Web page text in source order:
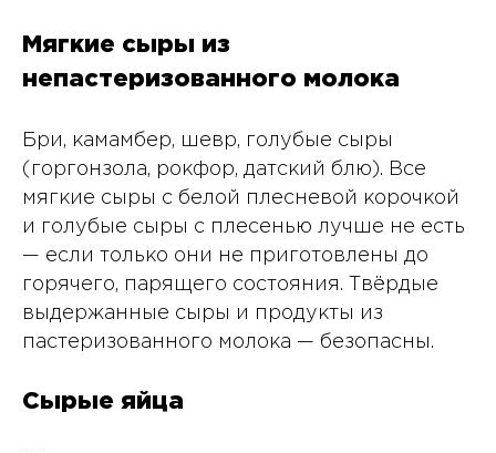
Мягкие сыры из
непастеризованного молока
Бри, камамбер, шевр, голубые сыры
(горгонзола, рокфор, датский блю). Все
мягкие сыры с белой плесневой корочкой
и голубые сыры с плесенью лучше не есть
— если только они не приготовлены до
горячего, парящего состояния. Твёрдые
выдержанные сыры и продукты из
пастеризованного молока — безопасны.
Сырые яйца